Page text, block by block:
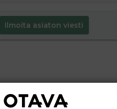
Ilmoita asiaton viesti